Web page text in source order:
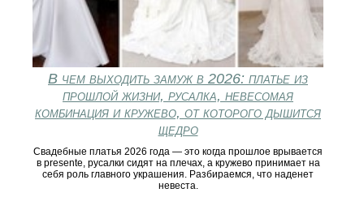
В чем выходить замуж в 2026: платье из
прошлой жизни, русалка, невесомая
комбинация и кружево, от которого дышится
щедро
Свадебные платья 2026 года — это когда прошлое врывается
в presente, русалки сидят на плечах, а кружево принимает на
себя роль главного украшения. Разбираемся, что наденет
невеста.